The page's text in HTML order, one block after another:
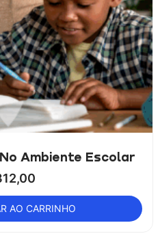
Ambiente Escolar
AO CARRINHO